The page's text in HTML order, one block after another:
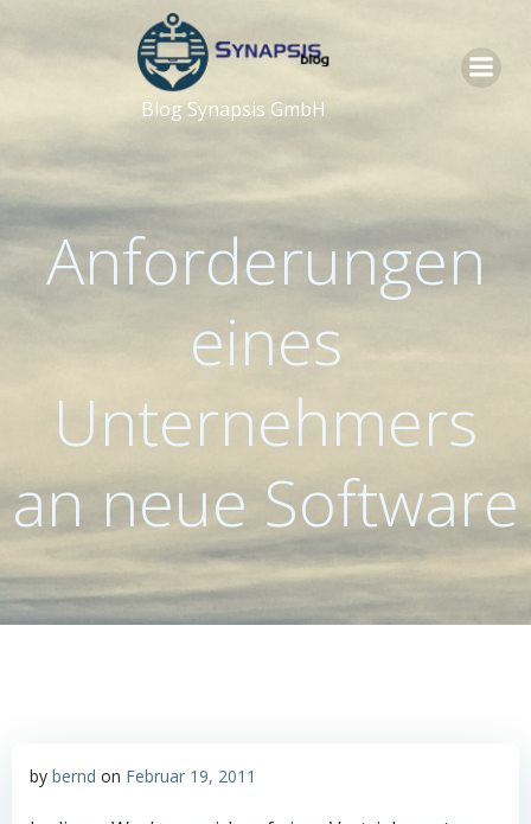
Inhalt
springen
Blog Synapsis GmbH
Anforderungen
eines
Unternehmers
an neue Software
by bernd on Februar 19, 2011